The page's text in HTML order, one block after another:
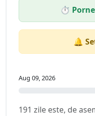
⏱️
🔔
Aug 09, 2026
191 zile este, de